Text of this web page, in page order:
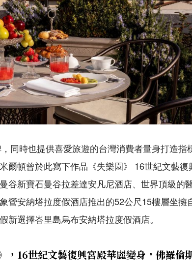
同時也提供喜愛旅遊的台灣消費者量身打造指
爾頓曾於此寫下作品《失樂園》 16世紀文藝復
谷新寶石曼谷拉差達安凡尼酒店、世界頂級的
營安納塔拉度假酒店推出的52公尺15樓層坐擁
選擇峇里島烏布安納塔拉度假酒店。
，16世紀文藝復興宮殿華麗變身，佛羅倫